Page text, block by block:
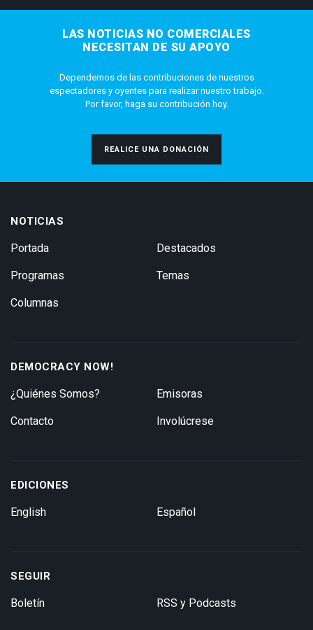
LAS NOTICIAS NO COMERCIALES
NECESITAN DE SU APOYO
Dependemos de las contribuciones de nuestros
espectadores y oyentes para realizar nuestro trabajo.
Por favor, haga su contribución hoy.
REALICE UNA DONACIÓN
NOTICIAS
Portada
Programas
Columnas
Destacados
Temas
DEMOCRACY NOW!
¿Quiénes Somos?
Contacto
Emisoras
Involúcrese
EDICIONES
English Español
SEGUIR
Boletín RSS y Podcasts